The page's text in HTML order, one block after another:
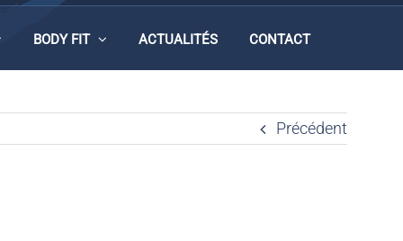
BODY FIT ACTUALITÉS CONTACT
Précédent